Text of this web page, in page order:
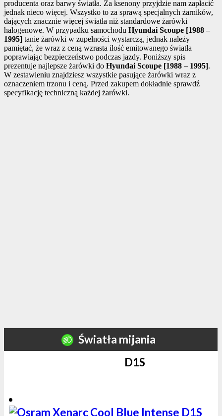
producenta oraz barwy światła. Za ksenony przyjdzie nam zapłacić
jednak nieco więcej. Wszystko to za sprawą specjalnych żarników,
dających znacznie więcej światła niż standardowe żarówki
halogenowe. W przypadku samochodu Hyundai Scoupe [1988 –
1995] tanie żarówki w zupełności wystarczą, jednak należy
pamiętać, że wraz z ceną wzrasta ilość emitowanego światła
poprawiając bezpieczeństwo podczas jazdy. Poniższy spis
prezentuje najlepsze żarówki do Hyundai Scoupe [1988 – 1995].
W zestawieniu znajdziesz wszystkie pasujące żarówki wraz z
oznaczeniem trzonu i ceną. Przed zakupem dokładnie sprawdź
specyfikację techniczną każdej żarówki.
Światła mijania
D1S